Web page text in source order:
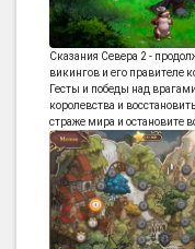
КВЕСТ
КАК СКАЧАТЬ
НОВОСТИ
Сказания Севера 2 -
викингов и его правителе
Гесты и победы над
королевства и
страже мира и остановите